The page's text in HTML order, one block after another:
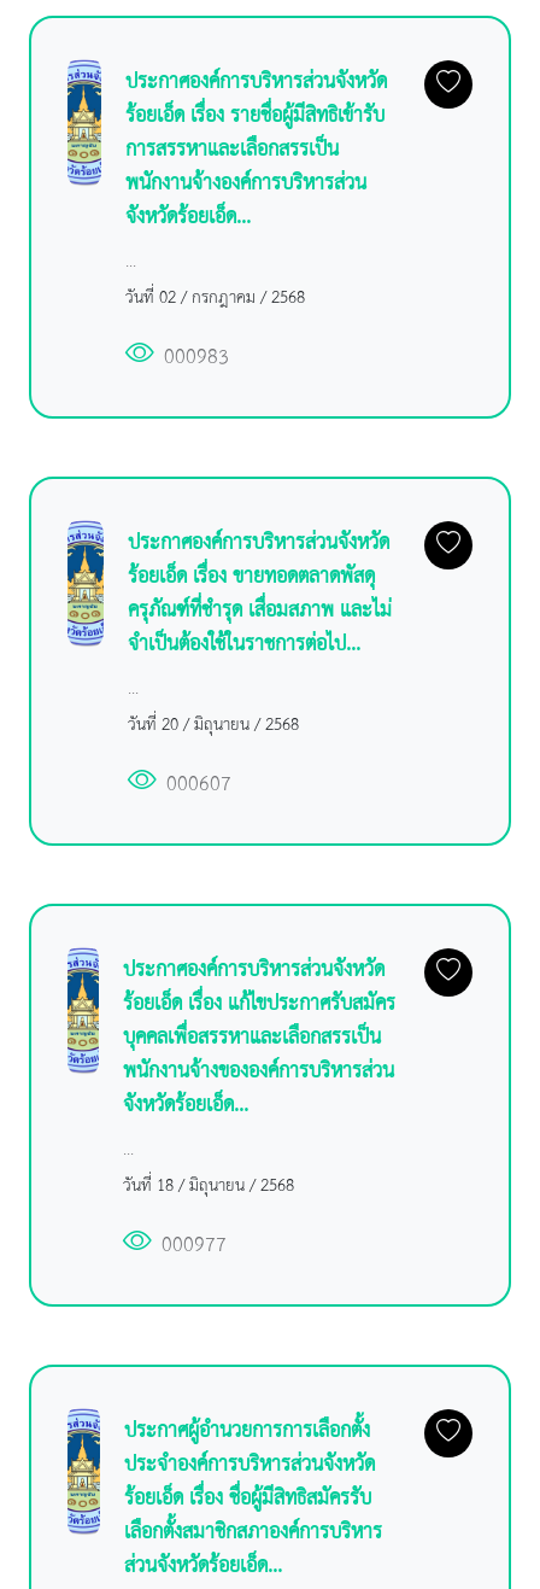
ประกาศองค์การบริหารส่วนจังหวัด
ร้อยเอ็ด เรื่อง รายชื่อผู้มีสิทธิเข้ารับ
การสรรหาและเลือกสรรเป็น
พนักงานจ้างองค์การบริหารส่วน
จังหวัดร้อยเอ็ด...
...
วันที่ 02 / กรกฎาคม / 2568
000983
ประกาศองค์การบริหารส่วนจังหวัด
ร้อยเอ็ด เรื่อง ขายทอดตลาดพัสดุ
ครุภัณฑ์ที่ชำรุด เสื่อมสภาพ และไม่
จำเป็นต้องใช้ในราชการต่อไป...
...
วันที่ 20 / มิถุนายน / 2568
000607
ประกาศองค์การบริหารส่วนจังหวัด
ร้อยเอ็ด เรื่อง แก้ไขประกาศรับสมัคร
บุคคลเพื่อสรรหาและเลือกสรรเป็น
พนักงานจ้างขององค์การบริหารส่วน
จังหวัดร้อยเอ็ด...
...
วันที่ 18 / มิถุนายน / 2568
000977
ประกาศผู้อำนวยการการเลือกตั้ง
ประจำองค์การบริหารส่วนจังหวัด
ร้อยเอ็ด เรื่อง ชื่อผู้มีสิทธิสมัครรับ
เลือกตั้งสมาชิกสภาองค์การบริหาร
ส่วนจังหวัดร้อยเอ็ด...